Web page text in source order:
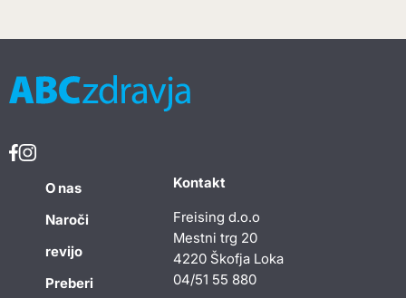
O nas
Naroči
revijo
Preberi
Kontakt
Freising d.o.o
Mestni trg 20
4220 Škofja Loka
04/51 55 880